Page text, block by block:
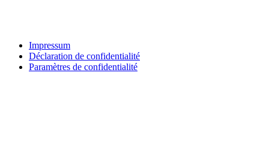
Impressum
Déclaration de confidentialité
Paramètres de confidentialité